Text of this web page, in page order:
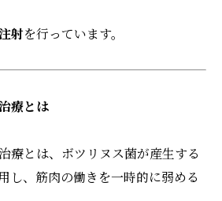
射を行っています。
療とは
療とは、ボツリヌス菌が産生する
し、筋肉の働きを一時的に弱める